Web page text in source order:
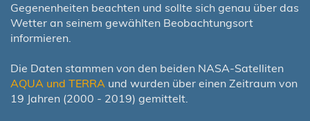
Gegenenheiten beachten und sollte sich genau über das
Wetter an seinem gewählten Beobachtungsort
informieren.
Die Daten stammen von den beiden NASA-Satelliten
AQUA und TERRA und wurden über einen Zeitraum von
19 Jahren (2000 - 2019) gemittelt.